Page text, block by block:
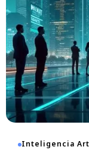
De Noviembre De 2025
Inteligencia